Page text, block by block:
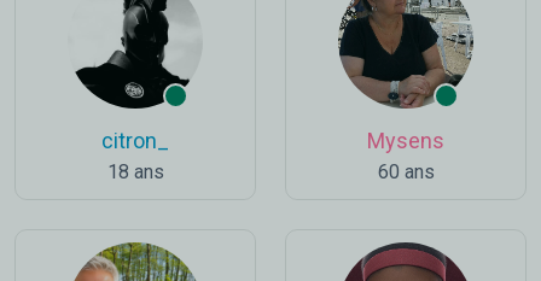
citron_
18 ans
Mysens
60 ans